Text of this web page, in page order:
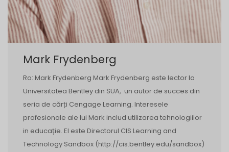
Mark Frydenberg
Ro: Mark Frydenberg Mark Frydenberg este lector la
Universitatea Bentley din SUA, un autor de succes din
seria de cărți Cengage Learning. Interesele
profesionale ale lui Mark includ utilizarea tehnologiilor
in educație. El este Directorul CIS Learning and
Technology Sandbox (http://cis.bentley.edu/sandbox)